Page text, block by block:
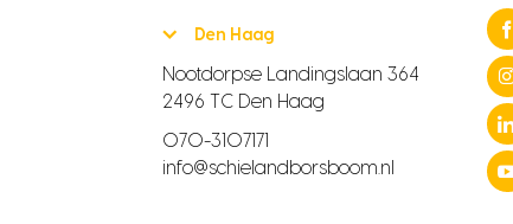
Den Haag
Nootdorpse Landingslaan 364
2496 TC Den Haag
070-3107171
info@schielandborsboom.nl